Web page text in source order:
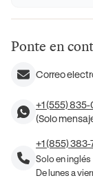
Ponte en
Correo
+1 (555)
(Solo
+1 (855) 383-
Solo en inglés
De lunes a